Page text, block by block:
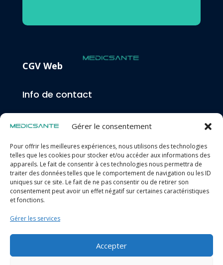
Gérer le consentement
Pour offrir les meilleures expériences, nous utilisons des technologies
telles que les cookies pour stocker et/ou accéder aux informations des
appareils. Le fait de consentir à ces technologies nous permettra de
traiter des données telles que le comportement de navigation ou les ID
uniques sur ce site. Le fait de ne pas consentir ou de retirer son
consentement peut avoir un effet négatif sur certaines caractéristiques
et fonctions.
Gérer les services
Accepter
CGV Web
Info de contact
04 68 87 08 43
Horaires d’ouverture
Du lundi au vendredi : 9h00 – 12h30 / 14h00 – 18h00
Samedi : 9h00 – 12h00